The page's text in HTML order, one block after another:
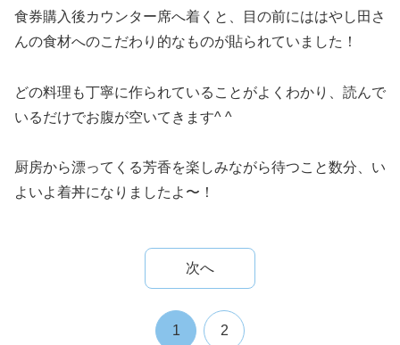
食券購入後カウンター席へ着くと、目の前にははやし田さ
んの食材へのこだわり的なものが貼られていました！
どの料理も丁寧に作られていることがよくわかり、読んで
いるだけでお腹が空いてきます^ ^
厨房から漂ってくる芳香を楽しみながら待つこと数分、い
よいよ着丼になりましたよ〜！
次へ
1 2